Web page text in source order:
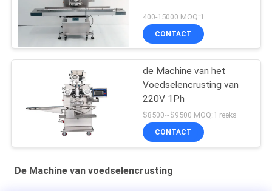
400-15000 MOQ:1
CONTACT
de Machine van het
Voedselencrusting van
220V 1Ph
$8500~$9500 MOQ:1 reeks
CONTACT
De Machine van voedselencrusting